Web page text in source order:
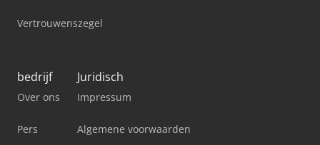
Vertrouwenszegel
bedrijf
Over ons
Pers
Juridisch
Impressum
Algemene voorwaarden